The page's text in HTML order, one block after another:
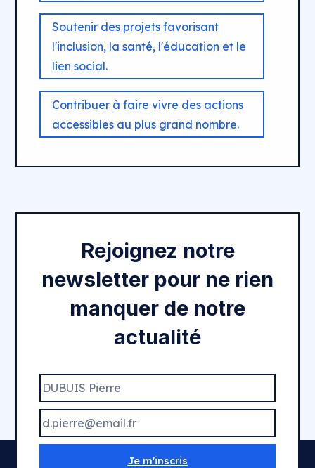
Soutenir des projets favorisant
l'inclusion, la santé, l'éducation et le
lien social.
Contribuer à faire vivre des actions
accessibles au plus grand nombre.
Rejoignez notre
newsletter pour ne rien
manquer de notre
actualité
Je m'inscris